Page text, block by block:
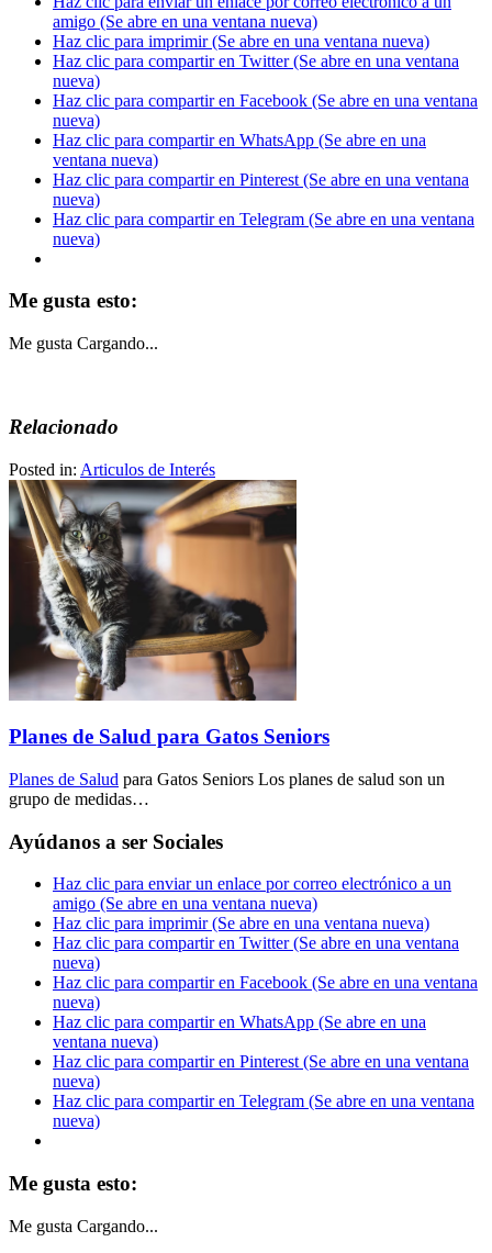
amigo (Se abre en una ventana nueva)
Haz clic para imprimir (Se abre en una ventana nueva)
Haz clic para compartir en Twitter (Se abre en una ventana
nueva)
Haz clic para compartir en Facebook (Se abre en una ventana
nueva)
Haz clic para compartir en WhatsApp (Se abre en una
ventana nueva)
Haz clic para compartir en Pinterest (Se abre en una ventana
nueva)
Haz clic para compartir en Telegram (Se abre en una ventana
nueva)
Me gusta esto:
Me gusta Cargando...
Relacionado
Posted in: Articulos de Interés
Planes de Salud para Gatos Seniors
Planes de Salud para Gatos Seniors Los planes de salud son un
grupo de medidas…
Ayúdanos a ser Sociales
Haz clic para enviar un enlace por correo electrónico a un
amigo (Se abre en una ventana nueva)
Haz clic para imprimir (Se abre en una ventana nueva)
Haz clic para compartir en Twitter (Se abre en una ventana
nueva)
Haz clic para compartir en Facebook (Se abre en una ventana
nueva)
Haz clic para compartir en WhatsApp (Se abre en una
ventana nueva)
Haz clic para compartir en Pinterest (Se abre en una ventana
nueva)
Haz clic para compartir en Telegram (Se abre en una ventana
nueva)
Me gusta esto:
Me gusta Cargando...